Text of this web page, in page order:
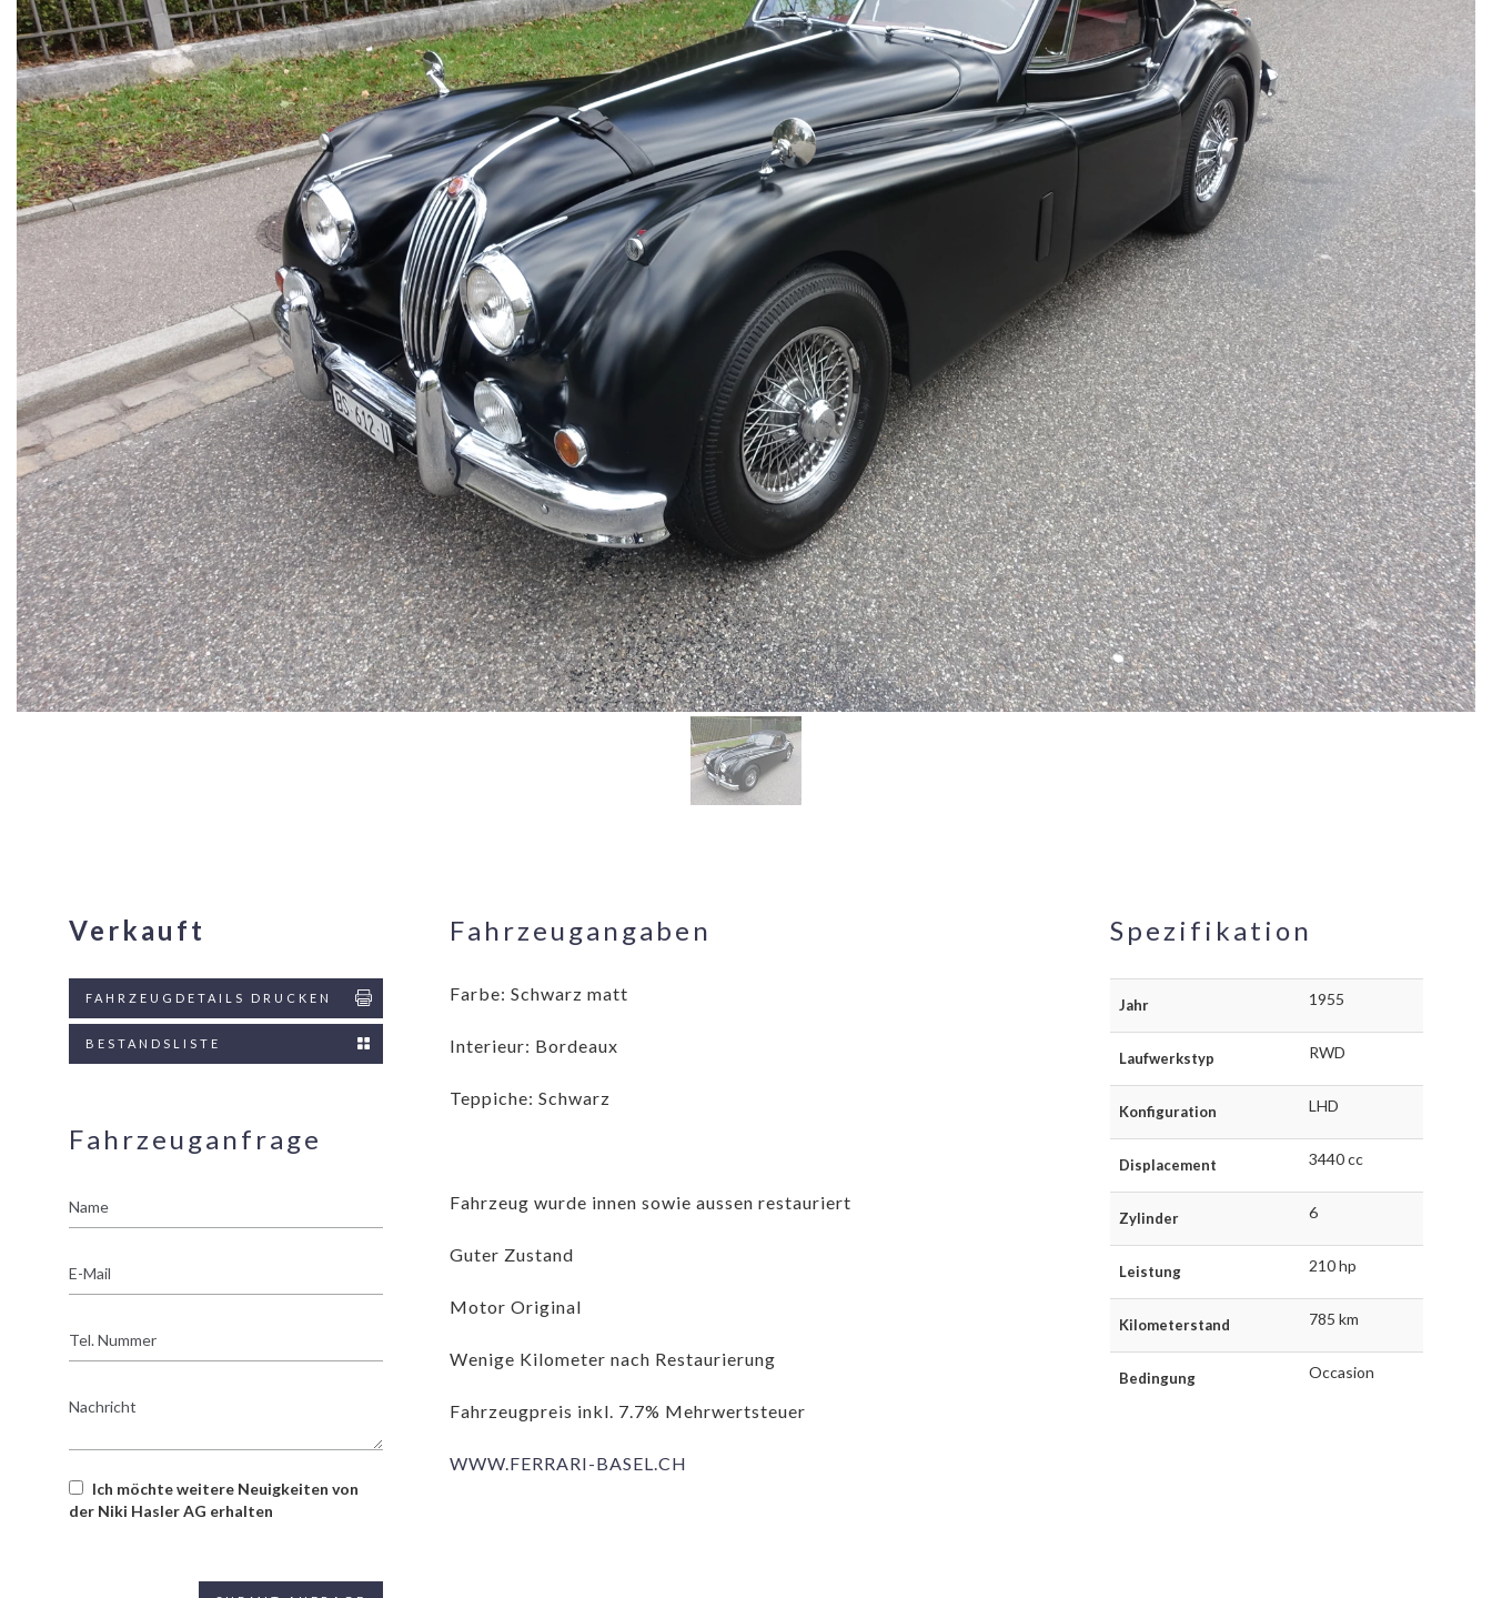
Verkauft
FAHRZEUGDETAILS DRUCKEN
BESTANDSLISTE
Fahrzeuganfrage
Mail
Nummer
Ich möchte weitere Neuigkeiten von
der Niki Hasler AG erhalten
Fahrzeugangaben
Farbe: Schwarz matt
Interieur: Bordeaux
Teppiche: Schwarz
Fahrzeug wurde innen sowie aussen restauriert
Guter Zustand
Motor Original
Wenige Kilometer nach Restaurierung
Fahrzeugpreis inkl. 7.7% Mehrwertsteuer
WWW.FERRARI-BASEL.CH
Spezifikation
Jahr 1955
Laufwerkstyp RWD
Konfiguration LHD
Displacement 3440 cc
Zylinder 6
Leistung 210 hp
Kilometerstand 785 km
Bedingung Occasion